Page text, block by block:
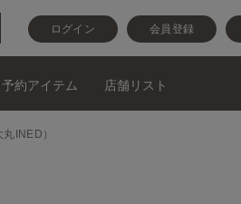
ログイン 会員登録
予約アイテム 店舗リスト
INED）